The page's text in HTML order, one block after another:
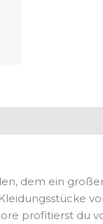
dem ein
profitierst du